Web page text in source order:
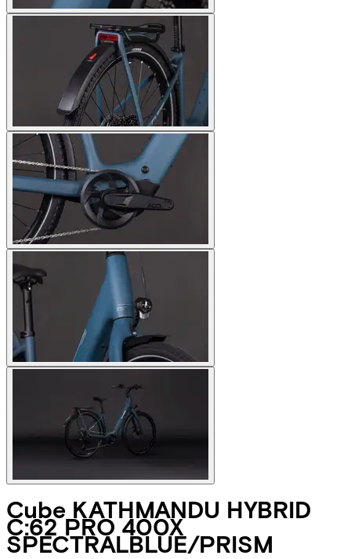
Cube KATHMANDU HYBRID
C:62 PRO 400X
SPECTRALBLUE/PRISM